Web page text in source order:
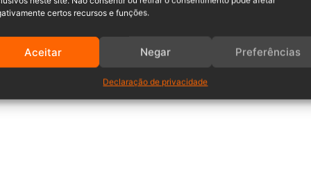
certos recursos e funções.
Aceitar Negar Preferências
Declaração de privacidade